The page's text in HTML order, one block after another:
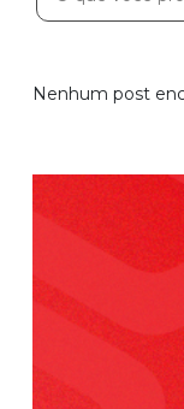
Automatize
Nenhum post